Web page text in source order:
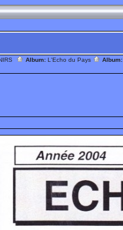
Album: L'Echo du Pays Album: